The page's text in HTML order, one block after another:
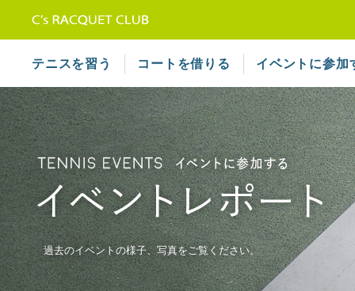
テニスを習う コートを借りる イベントに参加
過去のイベントの様子、写真をご覧ください。